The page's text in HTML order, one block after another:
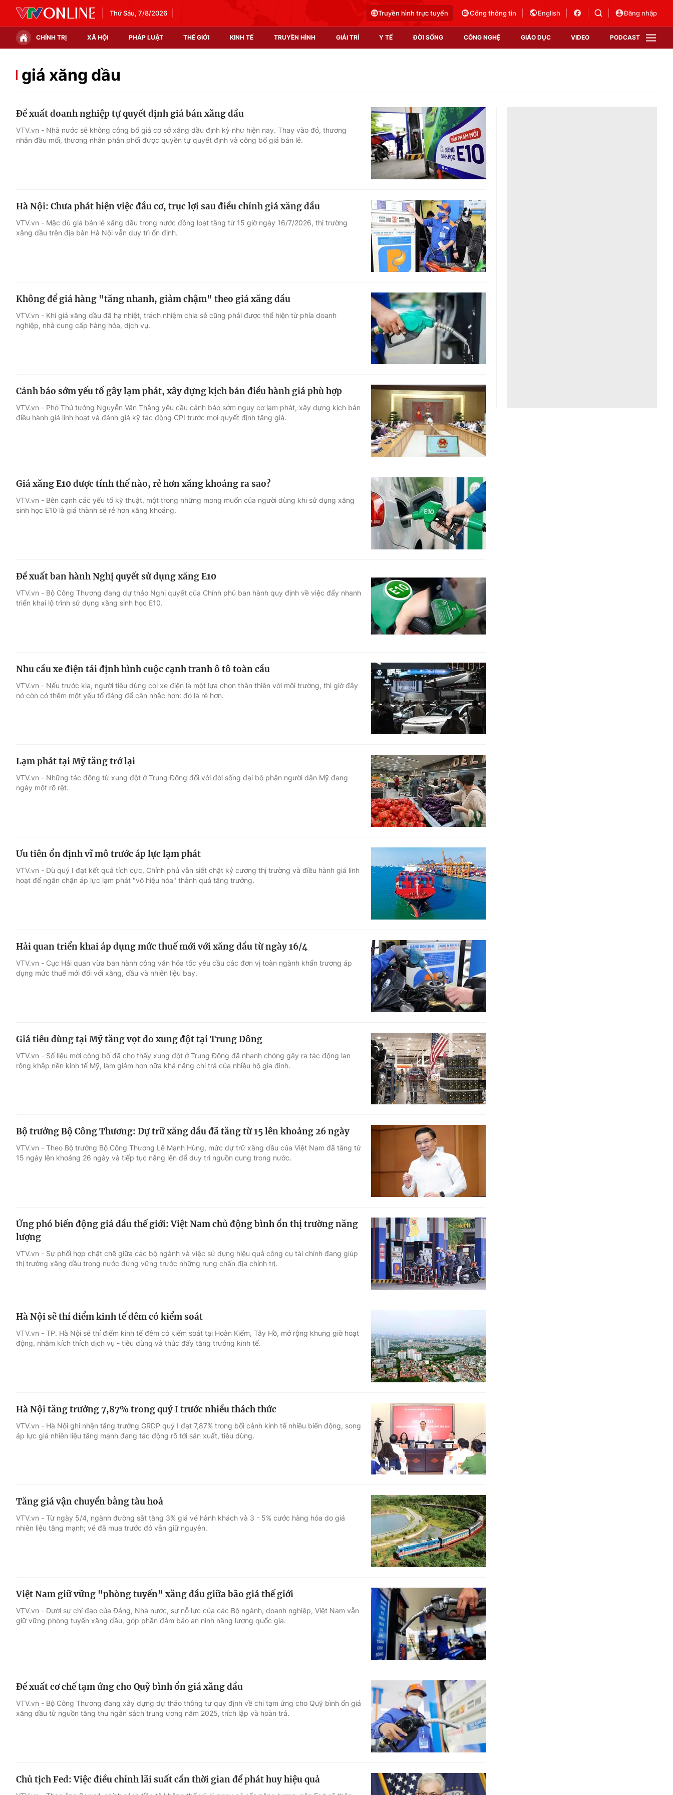
Thứ Sáu, 7/8/2026 Truyền hình trực tuyến Cổng thông tin English Đăng nhập
CHÍNH TRỊ XÃ HỘI PHÁP LUẬT THẾ GIỚI KINH TẾ TRUYỀN HÌNH GIẢI TRÍ Y TẾ ĐỜI SỐNG CÔNG NGHỆ GIÁO DỤC VIDEO PODCAST
Chính trị
Thế giới đó đây
Thị trường
Hậu trường
Video
Shorts video
Podcast
EMagazine
Photo
Infographic
Góc ảnh
Điện ảnh
Âm nhạc
Sao
Du lịch
Làm đẹp
Chất lượng cuộc sống
Tuyển sinh
Học trực tuyến
Công nghệ
Hitech Công nghệ tương lai
Sản phẩm
Thị trường
Tư vấn
VTV Sức khoẻ
giá xăng dầu
Đề xuất doanh nghiệp tự quyết định giá bán xăng dầu
VTV.vn - Nhà nước sẽ không công bố giá cơ sở xăng dầu định kỳ như hiện nay. Thay vào đó, thương
nhân đầu mối, thương nhân phân phối được quyền tự quyết định và công bố giá bán lẻ.
Hà Nội: Chưa phát hiện việc đầu cơ, trục lợi sau điều chỉnh giá xăng dầu
VTV.vn - Mặc dù giá bán lẻ xăng dầu trong nước đồng loạt tăng từ 15 giờ ngày 16/7/2026, thị trường
xăng dầu trên địa bàn Hà Nội vẫn duy trì ổn định.
Không để giá hàng "tăng nhanh, giảm chậm" theo giá xăng dầu
VTV.vn - Khi giá xăng dầu đã hạ nhiệt, trách nhiệm chia sẻ cũng phải được thể hiện từ phía doanh
nghiệp, nhà cung cấp hàng hóa, dịch vụ.
Cảnh báo sớm yếu tố gây lạm phát, xây dựng kịch bản điều hành giá phù hợp
VTV.vn - Phó Thủ tướng Nguyễn Văn Thắng yêu cầu cảnh báo sớm nguy cơ lạm phát, xây dựng kịch bản
điều hành giá linh hoạt và đánh giá kỹ tác động CPI trước mọi quyết định tăng giá.
Giá xăng E10 được tính thế nào, rẻ hơn xăng khoáng ra sao?
VTV.vn - Bên cạnh các yếu tố kỹ thuật, một trong những mong muốn của người dùng khi sử dụng xăng
sinh học E10 là giá thành sẽ rẻ hơn xăng khoáng.
Đề xuất ban hành Nghị quyết sử dụng xăng E10
VTV.vn - Bộ Công Thương đang dự thảo Nghị quyết của Chính phủ ban hành quy định về việc đẩy nhanh
triển khai lộ trình sử dụng xăng sinh học E10.
Nhu cầu xe điện tái định hình cuộc cạnh tranh ô tô toàn cầu
VTV.vn - Nếu trước kia, người tiêu dùng coi xe điện là một lựa chọn thân thiên với môi trường, thì giờ đây
nó còn có thêm một yếu tố đáng để cân nhắc hơn: đó là rẻ hơn.
Lạm phát tại Mỹ tăng trở lại
VTV.vn - Những tác động từ xung đột ở Trung Đông đối với đời sống đại bộ phận người dân Mỹ đang
ngày một rõ rệt.
Ưu tiên ổn định vĩ mô trước áp lực lạm phát
VTV.vn - Dù quý I đạt kết quả tích cực, Chính phủ vẫn siết chặt kỷ cương thị trường và điều hành giá linh
hoạt để ngăn chặn áp lực lạm phát "vô hiệu hóa" thành quả tăng trưởng.
Hải quan triển khai áp dụng mức thuế mới với xăng dầu từ ngày 16/4
VTV.vn - Cục Hải quan vừa ban hành công văn hỏa tốc yêu cầu các đơn vị toàn ngành khẩn trương áp
dụng mức thuế mới đối với xăng, dầu và nhiên liệu bay.
Giá tiêu dùng tại Mỹ tăng vọt do xung đột tại Trung Đông
VTV.vn - Số liệu mới công bố đã cho thấy xung đột ở Trung Đông đã nhanh chóng gây ra tác động lan
rộng khắp nền kinh tế Mỹ, làm giảm hơn nữa khả năng chi trả của nhiều hộ gia đình.
Bộ trưởng Bộ Công Thương: Dự trữ xăng dầu đã tăng từ 15 lên khoảng 26 ngày
VTV.vn - Theo Bộ trưởng Bộ Công Thương Lê Mạnh Hùng, mức dự trữ xăng dầu của Việt Nam đã tăng từ
15 ngày lên khoảng 26 ngày và tiếp tục nâng lên để duy trì nguồn cung trong nước.
Ứng phó biến động giá dầu thế giới: Việt Nam chủ động bình ổn thị trường năng
lượng
VTV.vn - Sự phối hợp chặt chẽ giữa các bộ ngành và việc sử dụng hiệu quả công cụ tài chính đang giúp
thị trường xăng dầu trong nước đứng vững trước những rung chấn địa chính trị.
Hà Nội sẽ thí điểm kinh tế đêm có kiểm soát
VTV.vn - TP. Hà Nội sẽ thí điểm kinh tế đêm có kiểm soát tại Hoàn Kiếm, Tây Hồ, mở rộng khung giờ hoạt
động, nhằm kích thích dịch vụ - tiêu dùng và thúc đẩy tăng trưởng kinh tế.
Hà Nội tăng trưởng 7,87% trong quý I trước nhiều thách thức
VTV.vn - Hà Nội ghi nhận tăng trưởng GRDP quý I đạt 7,87% trong bối cảnh kinh tế nhiều biến động, song
áp lực giá nhiên liệu tăng mạnh đang tác động rõ tới sản xuất, tiêu dùng.
Tăng giá vận chuyển bằng tàu hoả
VTV.vn - Từ ngày 5/4, ngành đường sắt tăng 3% giá vé hành khách và 3 - 5% cước hàng hóa do giá
nhiên liệu tăng mạnh; vé đã mua trước đó vẫn giữ nguyên.
Việt Nam giữ vững "phòng tuyến" xăng dầu giữa bão giá thế giới
VTV.vn - Dưới sự chỉ đạo của Đảng, Nhà nước, sự nỗ lực của các Bộ ngành, doanh nghiệp, Việt Nam vẫn
giữ vững phòng tuyến xăng dầu, góp phần đảm bảo an ninh năng lượng quốc gia.
Đề xuất cơ chế tạm ứng cho Quỹ bình ổn giá xăng dầu
VTV.vn - Bộ Công Thương đang xây dựng dự thảo thông tư quy định về chi tạm ứng cho Quỹ bình ổn giá
xăng dầu từ nguồn tăng thu ngân sách trung ương năm 2025, trích lập và hoàn trả.
Chủ tịch Fed: Việc điều chỉnh lãi suất cần thời gian để phát huy hiệu quả